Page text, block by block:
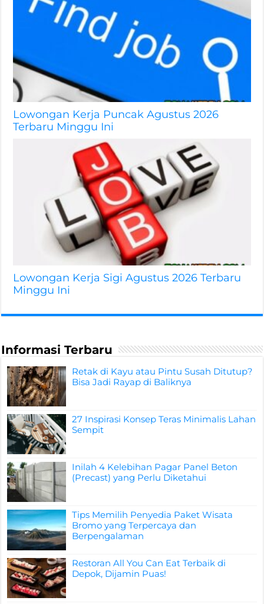
Lowongan Kerja Puncak Agustus 2026
Terbaru Minggu Ini
Lowongan Kerja Sigi Agustus 2026 Terbaru
Minggu Ini
Informasi Terbaru
Retak di Kayu atau Pintu Susah Ditutup?
Bisa Jadi Rayap di Baliknya
27 Inspirasi Konsep Teras Minimalis Lahan
Sempit
Inilah 4 Kelebihan Pagar Panel Beton
(Precast) yang Perlu Diketahui
Tips Memilih Penyedia Paket Wisata
Bromo yang Terpercaya dan
Berpengalaman
Restoran All You Can Eat Terbaik di
Depok, Dijamin Puas!